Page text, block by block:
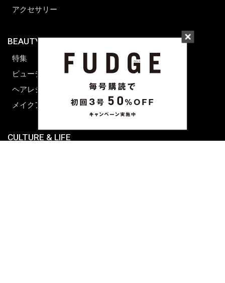
アクセサリー
BEAUTY & HAIR
特集
ビューティーニュース
ヘアレシピ ストーリーズ
メイクアップティップス
CULTURE & LIFE
FUDGENA
ファッション
ビューティー
レシピ
ライフスタイル